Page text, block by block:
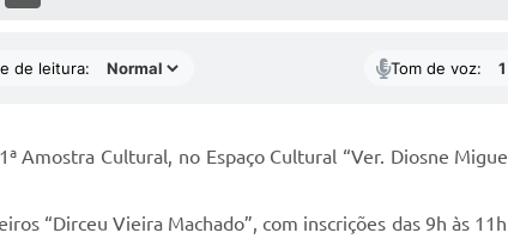
de leitura: Tom de voz:
Amostra Cultural, no Espaço Cultural “Ver. Diosne
“Dirceu Vieira Machado”, com inscrições das 9h às